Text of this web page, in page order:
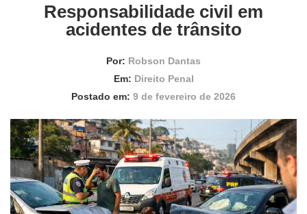
Responsabilidade civil em
acidentes de trânsito
Por: Robson Dantas
Em: Direito Penal
Postado em: 9 de fevereiro de 2026